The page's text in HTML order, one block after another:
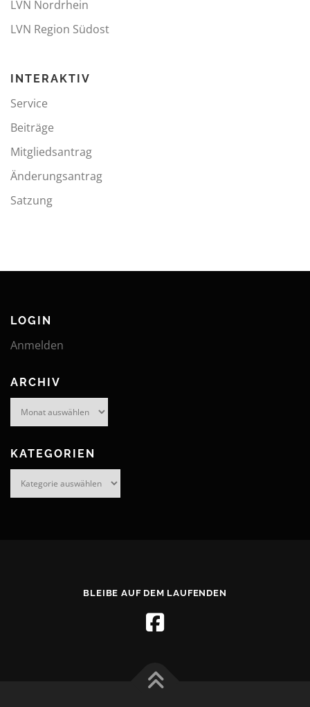
LVN Nordrhein
LVN Region Südost
INTERAKTIV
Service
Beiträge
Mitgliedsantrag
Änderungsantrag
Satzung
LOGIN
Anmelden
ARCHIV
KATEGORIEN
BLEIBE AUF DEM LAUFENDEN